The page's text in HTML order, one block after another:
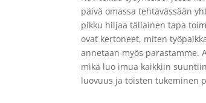
päivä omassa tehtävässään
pikku hiljaa tällainen tapa
ovat kertoneet, miten
annetaan myös parastamme.
mikä luo imua kaikkiin
luovuus ja toisten tukeminen